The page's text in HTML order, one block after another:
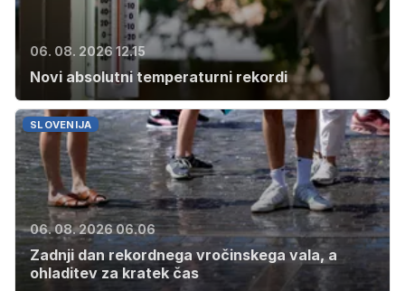
06. 08. 2026 12.15
Novi absolutni temperaturni rekordi
SLOVENIJA
06. 08. 2026 06.06
Zadnji dan rekordnega vročinskega vala, a
ohladitev za kratek čas